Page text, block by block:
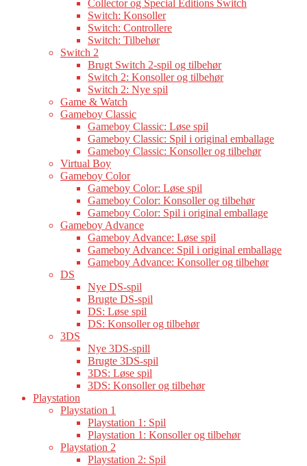
Collector og Special Editions Switch
Switch: Konsoller
Switch: Controllere
Switch: Tilbehør
Switch 2
Brugt Switch 2-spil og tilbehør
Switch 2: Konsoller og tilbehør
Switch 2: Nye spil
Game & Watch
Gameboy Classic
Gameboy Classic: Løse spil
Gameboy Classic: Spil i original emballage
Gameboy Classic: Konsoller og tilbehør
Virtual Boy
Gameboy Color
Gameboy Color: Løse spil
Gameboy Color: Konsoller og tilbehør
Gameboy Color: Spil i original emballage
Gameboy Advance
Gameboy Advance: Løse spil
Gameboy Advance: Spil i original emballage
Gameboy Advance: Konsoller og tilbehør
DS
Nye DS-spil
Brugte DS-spil
DS: Løse spil
DS: Konsoller og tilbehør
3DS
Nye 3DS-spill
Brugte 3DS-spil
3DS: Løse spil
3DS: Konsoller og tilbehør
Playstation
Playstation 1
Playstation 1: Spil
Playstation 1: Konsoller og tilbehør
Playstation 2
Playstation 2: Spil